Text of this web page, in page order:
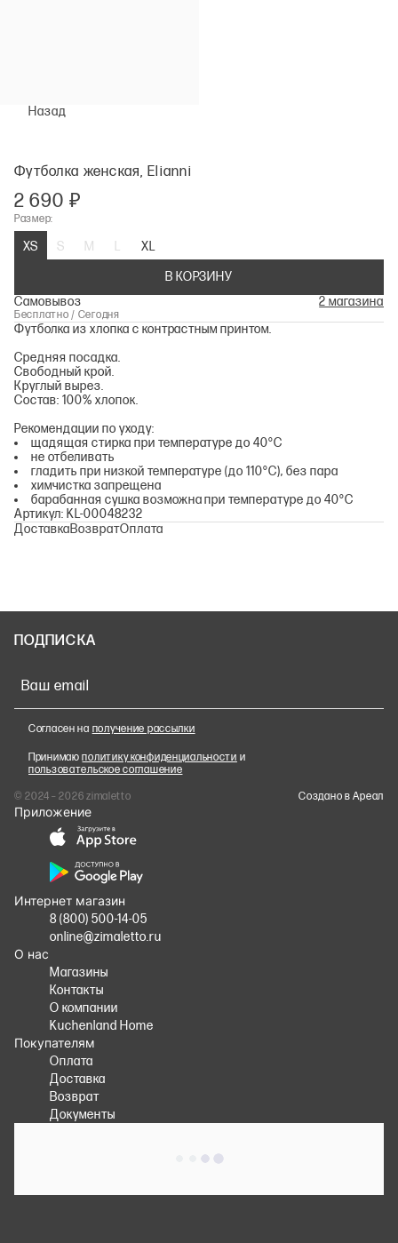
Назад
Футболка женская, Elianni
2 690 ₽
Размер:
XS S M L
XL
В КОРЗИНУ
Самовывоз
2 магазина
Бесплатно / Сегодня
Футболка из хлопка с контрастным принтом.
Средняя посадка.
Свободный крой.
Круглый вырез.
Состав: 100% хлопок.
Рекомендации по уходу:
щадящая стирка при температуре до 40°С
не отбеливать
гладить при низкой температуре (до 110°С), без пара
химчистка запрещена
барабанная сушка возможна при температуре до 40°С
Артикул: KL-00048232
ДоставкаВозвратОплата
ПОДПИСКА
Ваш email
Согласен на получение рассылки
Принимаюполитику конфиденциальности и
пользовательское соглашение
© 2024 – 2026 zimaletto
Cоздано в Ареал
Приложение
Интернет магазин
8 (800) 500-14-05
online@zimaletto.ru
О нас
Магазины
Контакты
О компании
Kuchenland Home
Покупателям
Оплата
Доставка
Возврат
Документы